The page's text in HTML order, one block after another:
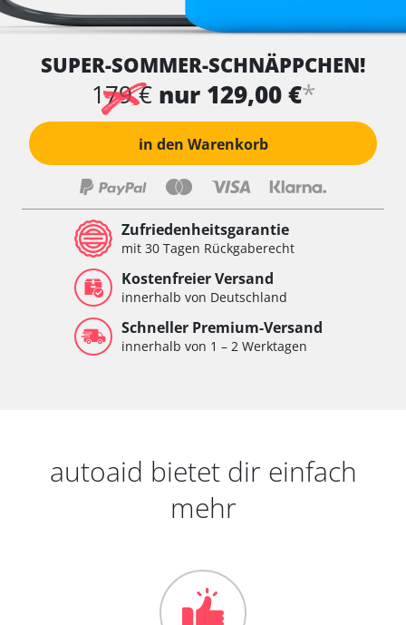
SUPER-SOMMER-SCHNÄPPCHEN!
179 € nur 129,00 €*
in den Warenkorb
Zufriedenheitsgarantie
mit 30 Tagen Rückgaberecht
Kostenfreier Versand
innerhalb von Deutschland
Schneller Premium-Versand
innerhalb von 1 – 2 Werktagen
autoaid bietet dir einfach
mehr